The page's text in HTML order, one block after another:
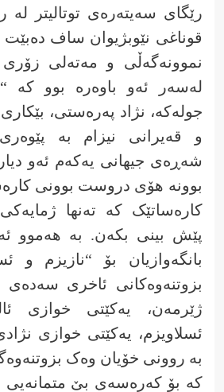
رێگای سەیتەرەی توتالیتر لە
قوناغی نێوبژیوان ساف دەبێت
نموونەگەڵی و مەتەلی زۆری
لەسەر ئەو باوەرە بوو کە
جولەکە، نژاد پەرەستی،
و قەیرانی نیزام بە
شەڕەی جیهانی یەکەم ئەو
بوونە هۆی دروست بوونی
کارەساتێک کە تەنها
پێش بینی بکەن. بە هەموو
بانگەوازیان بۆ “نازیزم و
بزوتنەوەکانی ئاخری سەدەی
ژێرمەن، یەکێتی خوازی
ئسلاویزم، یەکێتی خوازی
بە روونی خۆیان وەک
کە بۆ کەرەسەی بێ